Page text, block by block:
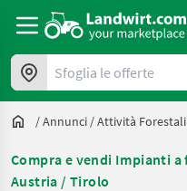
Sfoglia le offerte
/Annunci /Attività Forestali
Compra e vendi Impianti
Austria / Tirolo